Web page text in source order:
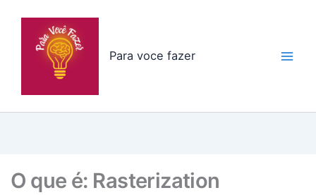
Para voce fazer
O que é: Rasterization